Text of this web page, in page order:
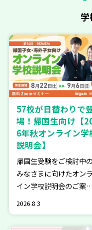
女
の
総
合
支
援
サ
イ
ト
57校が日替わりで
場！帰国生向け【
6年秋オンライン学
説明会】
帰国生受験をご検討中の
みなさまに向けたオンラ
イン学校説明会のご案内
2026.8.3